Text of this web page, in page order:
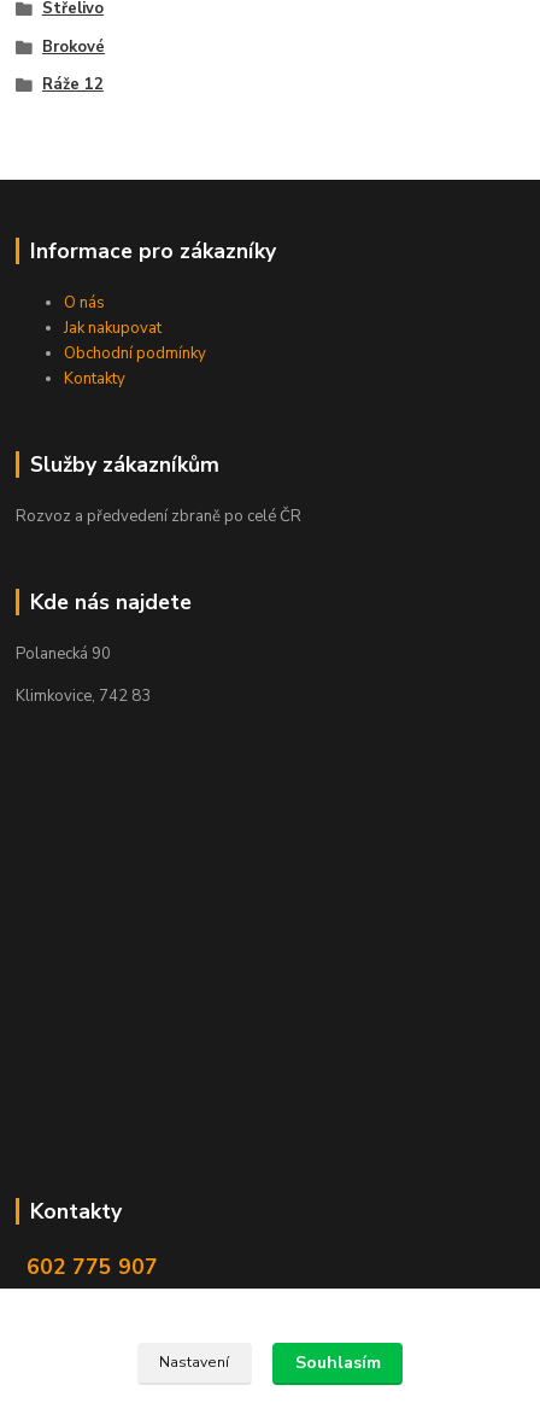
Střelivo
Brokové
Ráže 12
Informace pro zákazníky
O nás
Jak nakupovat
Obchodní podmínky
Kontakty
Služby zákazníkům
Rozvoz a předvedení zbraně po celé ČR
Kde nás najdete
Polanecká 90
Klimkovice, 742 83
Kontakty
602 775 907
Nastavení Souhlasím